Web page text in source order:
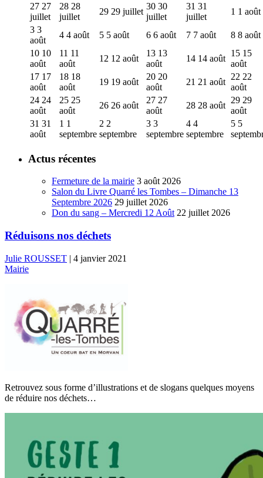
27 27
juillet
28 28
juillet
29 29 juillet
30 30
juillet
31 31
juillet
1 1 août
3 3
août
4 4 août 5 5 août 6 6 août 7 7 août 8 8 août
10 10
août
11 11
août
12 12 août
13 13
août
14 14 août
15 15
août
17 17
août
18 18
août
19 19 août
20 20
août
21 21 août
22 22
août
24 24
août
25 25
août
26 26 août
27 27
août
28 28 août
29 29
août
31 31
août
1 1
septembre
2 2
septembre
3 3
septembre
4 4
septembre
5 5
Actus récentes
Fermeture de la mairie 3 août 2026
Salon du Livre Quarré les Tombes – Dimanche 13
Septembre 2026 29 juillet 2026
Don du sang – Mercredi 12 Août 22 juillet 2026
Réduisons nos déchets
Julie ROUSSET | 4 janvier 2021
Mairie
Retrouvez sous forme d’illustrations et de slogans quelques moyens
de réduire nos déchets…